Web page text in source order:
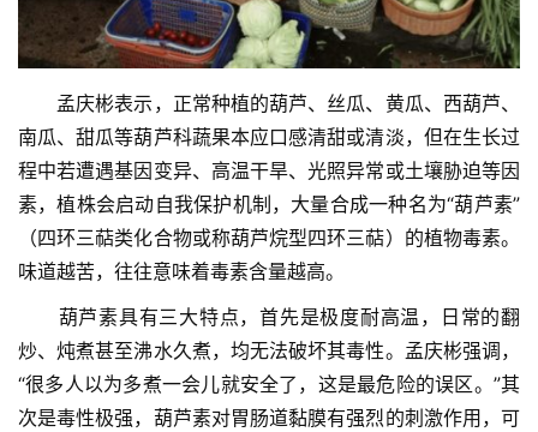
孟庆彬表示，正常种植的葫芦、丝瓜、黄瓜、西葫芦、
南瓜、甜瓜等葫芦科蔬果本应口感清甜或清淡，但在生长过
程中若遭遇基因变异、高温干旱、光照异常或土壤胁迫等因
素，植株会启动自我保护机制，大量合成一种名为“葫芦素”
（四环三萜类化合物或称葫芦烷型四环三萜）的植物毒素。
味道越苦，往往意味着毒素含量越高。
葫芦素具有三大特点，首先是极度耐高温，日常的翻
炒、炖煮甚至沸水久煮，均无法破坏其毒性。孟庆彬强调，
“很多人以为多煮一会儿就安全了，这是最危险的误区。”其
次是毒性极强，葫芦素对胃肠道黏膜有强烈的刺激作用，可